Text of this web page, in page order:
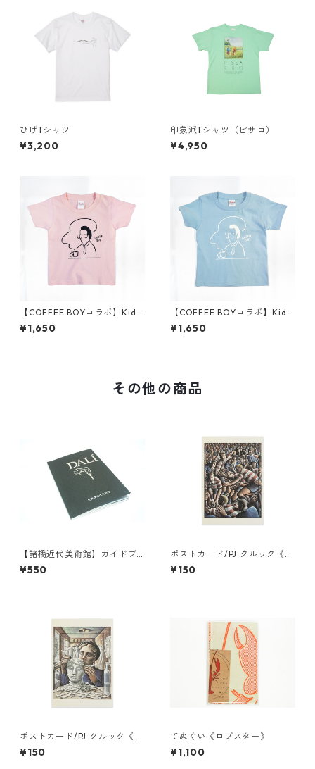
ひげTシャツ
¥3,200
印象派Tシャツ（ピサロ）
¥4,950
【COFFEE BOYコラボ】Kids
Tシャツ（ピンク）
¥1,650
【COFFEE BOYコラボ】Kids
Tシャツ（ライトブルー）
¥1,650
その他の商品
【諸橋近代美術館】ガイドブ
ック
¥550
ポストカード/PJ クルック《チ
ェリー アンド ホワイト》
¥150
ポストカード/PJ クルック《紙
でできた女》
¥150
てぬぐい《ロブスター》
¥1,100